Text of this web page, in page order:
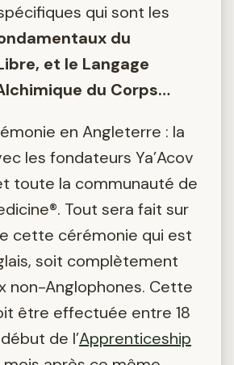
qui sont les
du
et le Langage
du Corps…
en Angleterre : la
les fondateurs Ya’Acov
toute la communauté de
Tout sera fait sur
cette cérémonie qui est
soit complètement
non-Anglophones. Cette
être effectuée entre 18
de l’Apprenticeship